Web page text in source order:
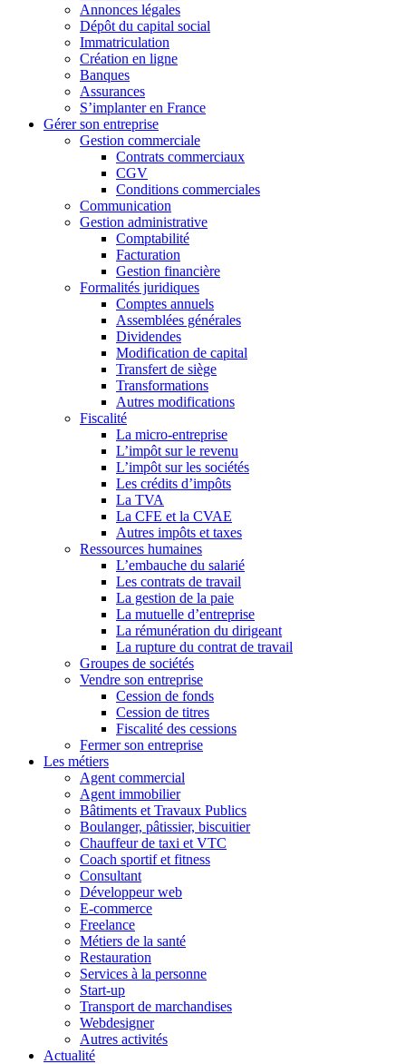
Annonces légales
Dépôt du capital social
Immatriculation
Création en ligne
Banques
Assurances
S’implanter en France
Gérer son entreprise
Gestion commerciale
Contrats commerciaux
CGV
Conditions commerciales
Communication
Gestion administrative
Comptabilité
Facturation
Gestion financière
Formalités juridiques
Comptes annuels
Assemblées générales
Dividendes
Modification de capital
Transfert de siège
Transformations
Autres modifications
Fiscalité
La micro-entreprise
L’impôt sur le revenu
L’impôt sur les sociétés
Les crédits d’impôts
La TVA
La CFE et la CVAE
Autres impôts et taxes
Ressources humaines
L’embauche du salarié
Les contrats de travail
La gestion de la paie
La mutuelle d’entreprise
La rémunération du dirigeant
La rupture du contrat de travail
Groupes de sociétés
Vendre son entreprise
Cession de fonds
Cession de titres
Fiscalité des cessions
Fermer son entreprise
Les métiers
Agent commercial
Agent immobilier
Bâtiments et Travaux Publics
Boulanger, pâtissier, biscuitier
Chauffeur de taxi et VTC
Coach sportif et fitness
Consultant
Développeur web
E-commerce
Freelance
Métiers de la santé
Restauration
Services à la personne
Start-up
Transport de marchandises
Webdesigner
Autres activités
Actualité